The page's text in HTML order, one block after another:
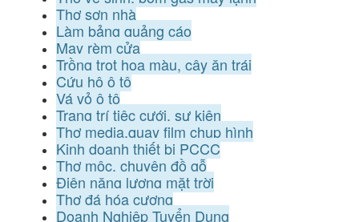
Thợ sơn nhà
Làm bảng quảng cáo
May rèm cửa
Trồng trọt hoa màu, cây ăn trái
Cứu hộ ô tô
Vá vỏ ô tô
Trang trí tiệc cưới, sự kiện
Thợ media,quay film chụp hình
Kinh doanh thiết bị PCCC
Thợ mộc, chuyên đồ gỗ
Điện năng lượng mặt trời
Thợ đá hóa cương
Doanh Nghiệp Tuyển Dụng